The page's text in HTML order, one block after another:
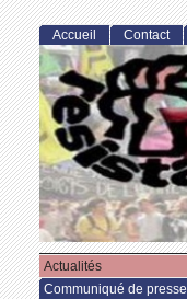
Accueil Contact
Actualités
Communiqué de presse